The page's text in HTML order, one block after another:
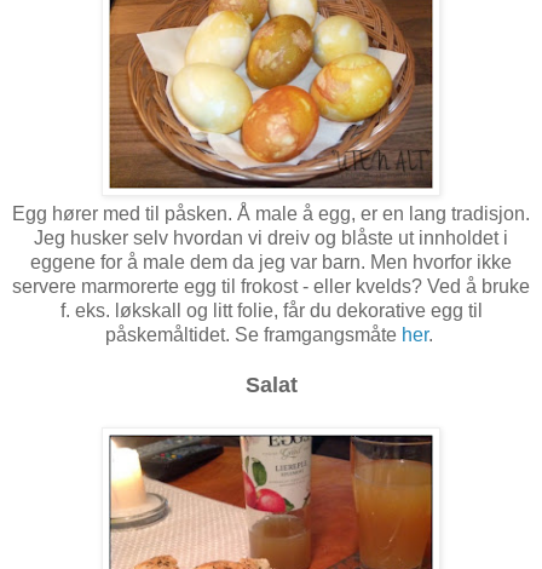
Egg hører med til påsken. Å male å egg, er en lang tradisjon.
Jeg husker selv hvordan vi dreiv og blåste ut innholdet i
eggene for å male dem da jeg var barn. Men hvorfor ikke
servere marmorerte egg til frokost - eller kvelds? Ved å bruke
f. eks. løkskall og litt folie, får du dekorative egg til
påskemåltidet. Se framgangsmåte her.
Salat